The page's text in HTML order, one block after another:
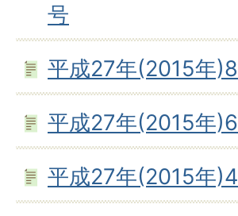
号
平成27年(2015年
平成27年(2015年
平成27年(2015年